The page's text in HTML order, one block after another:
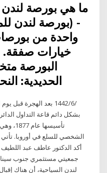
ما هي بورصة لندن
واحدة من
البورصة
الحديدية:
بشكل دائم قاعة التداول
الشخصي للسلع في أوروبا. تأتي
أكد الدكتور عاطف عبد
جمعيتي مستثمري جنوب
لندن السياحية، أن هناك